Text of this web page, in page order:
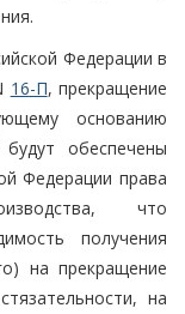
Федерации в
16-П, прекращение
основанию
обеспечены
Федерации права
что
получения
на прекращение
на